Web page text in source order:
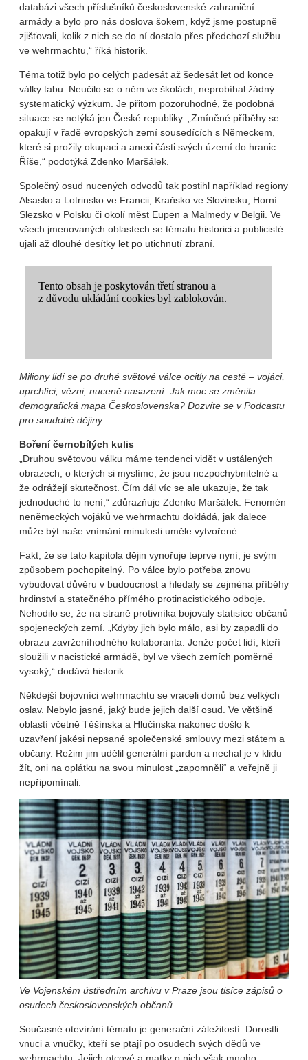
databázi všech příslušníků československé zahraniční
armády a bylo pro nás doslova šokem, když jsme postupně
zjišťovali, kolik z nich se do ní dostalo přes předchozí službu
ve wehrmachtu,“ říká historik.
Téma totiž bylo po celých padesát až šedesát let od konce
války tabu. Neučilo se o něm ve školách, neprobíhal žádný
systematický výzkum. Je přitom pozoruhodné, že podobná
situace se netýká jen České republiky. „Zmíněné příběhy se
opakují v řadě evropských zemí sousedících s Německem,
které si prožily okupaci a anexi části svých území do hranic
Říše,“ podotýká Zdenko Maršálek.
Společný osud nucených odvodů tak postihl například regiony
Alsasko a Lotrinsko ve Francii, Kraňsko ve Slovinsku, Horní
Slezsko v Polsku či okolí měst Eupen a Malmedy v Belgii. Ve
všech jmenovaných oblastech se tématu historici a publicisté
ujali až dlouhé desítky let po utichnutí zbraní.
Miliony lidí se po druhé světové válce ocitly na cestě – vojáci,
uprchlíci, vězni, nuceně nasazení. Jak moc se změnila
demografická mapa Československa? Dozvíte se v Podcastu
pro soudobé dějiny.
Boření černobílých kulis
„Druhou světovou válku máme tendenci vidět v ustálených
obrazech, o kterých si myslíme, že jsou nezpochybnitelné a
že odrážejí skutečnost. Čím dál víc se ale ukazuje, že tak
jednoduché to není,“ zdůrazňuje Zdenko Maršálek. Fenomén
neněmeckých vojáků ve wehrmachtu dokládá, jak dalece
může být naše vnímání minulosti uměle vytvořené.
Fakt, že se tato kapitola dějin vynořuje teprve nyní, je svým
způsobem pochopitelný. Po válce bylo potřeba znovu
vybudovat důvěru v budoucnost a hledaly se zejména příběhy
hrdinství a statečného přímého protinacistického odboje.
Nehodilo se, že na straně protivníka bojovaly statisíce občanů
spojeneckých zemí. „Kdyby jich bylo málo, asi by zapadli do
obrazu zavrženíhodného kolaboranta. Jenže počet lidí, kteří
sloužili v nacistické armádě, byl ve všech zemích poměrně
vysoký,“ dodává historik.
Někdejší bojovníci wehrmachtu se vraceli domů bez velkých
oslav. Nebylo jasné, jaký bude jejich další osud. Ve většině
oblastí včetně Těšínska a Hlučínska nakonec došlo k
uzavření jakési nepsané společenské smlouvy mezi státem a
občany. Režim jim udělil generální pardon a nechal je v klidu
žít, oni na oplátku na svou minulost „zapomněli“ a veřejně ji
nepřipomínali.
Ve Vojenském ústředním archivu v Praze jsou tisíce zápisů o
osudech československých občanů.
Současné otevírání tématu je generační záležitostí. Dorostli
vnuci a vnučky, kteří se ptají po osudech svých dědů ve
wehrmachtu. Jejich otcové a matky o nich však mnoho